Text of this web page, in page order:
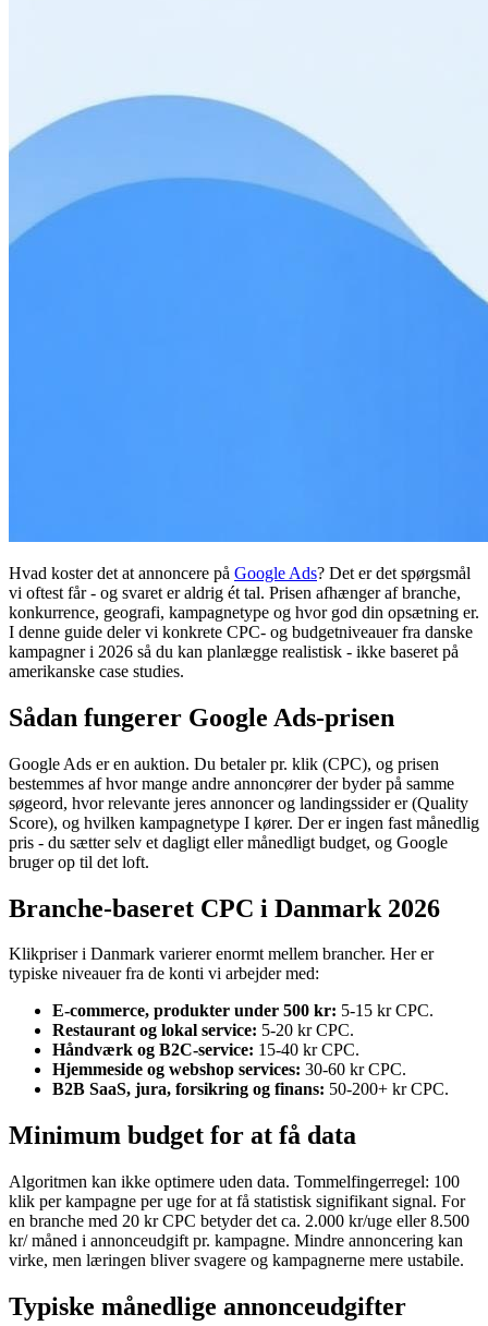
Hvad koster det at annoncere på Google Ads? Det er det spørgsmål
vi oftest får - og svaret er aldrig ét tal. Prisen afhænger af branche,
konkurrence, geografi, kampagnetype og hvor god din opsætning er.
I denne guide deler vi konkrete CPC- og budgetniveauer fra danske
kampagner i 2026 så du kan planlægge realistisk - ikke baseret på
amerikanske case studies.
Sådan fungerer Google Ads-prisen
Google Ads er en auktion. Du betaler pr. klik (CPC), og prisen
bestemmes af hvor mange andre annoncører der byder på samme
søgeord, hvor relevante jeres annoncer og landingssider er (Quality
Score), og hvilken kampagnetype I kører. Der er ingen fast månedlig
pris - du sætter selv et dagligt eller månedligt budget, og Google
bruger op til det loft.
Branche-baseret CPC i Danmark 2026
Klikpriser i Danmark varierer enormt mellem brancher. Her er
typiske niveauer fra de konti vi arbejder med:
E-commerce, produkter under 500 kr: 5-15 kr CPC.
Restaurant og lokal service: 5-20 kr CPC.
Håndværk og B2C-service: 15-40 kr CPC.
Hjemmeside og webshop services: 30-60 kr CPC.
B2B SaaS, jura, forsikring og finans: 50-200+ kr CPC.
Minimum budget for at få data
Algoritmen kan ikke optimere uden data. Tommelfingerregel: 100
klik per kampagne per uge for at få statistisk signifikant signal. For
en branche med 20 kr CPC betyder det ca. 2.000 kr/uge eller 8.500
kr/ måned i annonceudgift pr. kampagne. Mindre annoncering kan
virke, men læringen bliver svagere og kampagnerne mere ustabile.
Typiske månedlige annonceudgifter